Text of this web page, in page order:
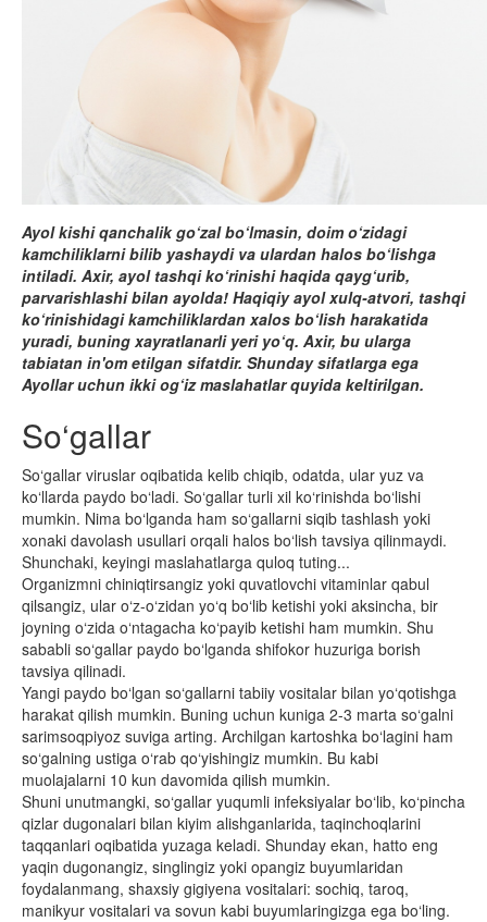
Ayol kishi qanchalik go‘zal bo‘lmasin, doim o‘zidagi
kamchiliklarni bilib yashaydi va ulardan halos bo‘lishga
intiladi. Axir, ayol tashqi ko‘rinishi haqida qayg‘urib,
parvarishlashi bilan ayolda! Haqiqiy ayol xulq-atvori, tashqi
ko‘rinishidagi kamchiliklardan xalos bo‘lish harakatida
yuradi, buning xayratlanarli yeri yo‘q. Axir, bu ularga
tabiatan in'om etilgan sifatdir. Shunday sifatlarga ega
Ayollar uchun ikki og‘iz maslahatlar quyida keltirilgan.
So‘gallar
So‘gallar viruslar oqibatida kelib chiqib, odatda, ular yuz va
ko‘llarda paydo bo‘ladi. So‘gallar turli xil ko‘rinishda bo‘lishi
mumkin. Nima bo‘lganda ham so‘gallarni siqib tashlash yoki
xonaki davolash usullari orqali halos bo‘lish tavsiya qilinmaydi.
Shunchaki, keyingi maslahatlarga quloq tuting...
Organizmni chiniqtirsangiz yoki quvatlovchi vitaminlar qabul
qilsangiz, ular o‘z-o‘zidan yo‘q bo‘lib ketishi yoki aksincha, bir
joyning o‘zida o‘ntagacha ko‘payib ketishi ham mumkin. Shu
sababli so‘gallar paydo bo‘lganda shifokor huzuriga borish
tavsiya qilinadi.
Yangi paydo bo‘lgan so‘gallarni tabiiy vositalar bilan yo‘qotishga
harakat qilish mumkin. Buning uchun kuniga 2-3 marta so‘galni
sarimsoqpiyoz suviga arting. Archilgan kartoshka bo‘lagini ham
so‘galning ustiga o‘rab qo‘yishingiz mumkin. Bu kabi
muolajalarni 10 kun davomida qilish mumkin.
Shuni unutmangki, so‘gallar yuqumli infeksiyalar bo‘lib, ko‘pincha
qizlar dugonalari bilan kiyim alishganlarida, taqinchoqlarini
taqqanlari oqibatida yuzaga keladi. Shunday ekan, hatto eng
yaqin dugonangiz, singlingiz yoki opangiz buyumlaridan
foydalanmang, shaxsiy gigiyena vositalari: sochiq, taroq,
manikyur vositalari va sovun kabi buyumlaringizga ega bo‘ling.